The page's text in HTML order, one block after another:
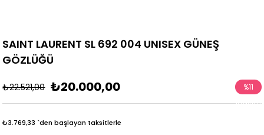
SAINT LAURENT SL 692 004 UNISEX GÜNEŞ
GÖZLÜĞÜ
₺22.521,00 ₺20.000,00 %11
İndirim
₺3.769,33 `den başlayan taksitlerle